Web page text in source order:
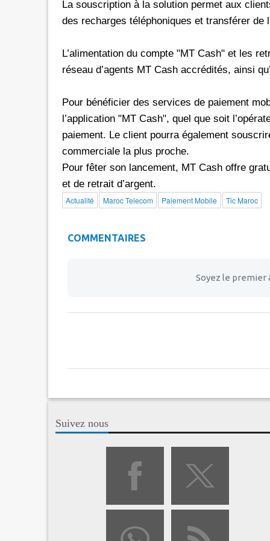
La souscription à la solution permet aux
des recharges téléphoniques et transférer de
L’alimentation du compte "MT Cash" et les
réseau d’agents MT Cash accrédités, ainsi
Pour bénéficier des services de paiement
l’application "MT Cash", quel que soit
paiement. Le client pourra également
commerciale la plus proche.
Pour fêter son lancement, MT Cash offre
et de retrait d’argent.
Actualité Maroc Telecom Paiement Mobile Tic Maroc
COMMENTAIRES
Soyez le premier
Suivez nous